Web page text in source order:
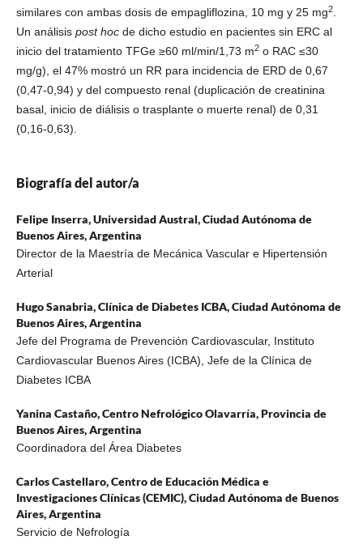
similares con ambas dosis de empagliflozina, 10 mg y 25 mg2.
Un análisis post hocde dicho estudio en pacientes sin ERC al
inicio del tratamiento TFGe ≥60 ml/min/1,73 m2o RAC ≤30
mg/g), el 47% mostró un RR para incidencia de ERD de 0,67
(0,47-0,94) y del compuesto renal (duplicación de creatinina
basal, inicio de diálisis o trasplante o muerte renal) de 0,31
(0,16-0,63).
Biografía del autor/a
Felipe Inserra,Universidad Austral, Ciudad Autónoma de
Buenos Aires, Argentina
Director de la Maestría de Mecánica Vascular e Hipertensión
Arterial
Hugo Sanabria,Clínica de Diabetes ICBA, Ciudad Autónoma de
Buenos Aires, Argentina
Jefe del Programa de Prevención Cardiovascular, Instituto
Cardiovascular Buenos Aires (ICBA), Jefe de la Clínica de
Diabetes ICBA
Yanina Castaño,Centro Nefrológico Olavarría, Provincia de
Buenos Aires, Argentina
Coordinadora del Área Diabetes
Carlos Castellaro,Centro de Educación Médica e
Investigaciones Clínicas (CEMIC), Ciudad Autónoma de Buenos
Aires, Argentina
Servicio de Nefrología